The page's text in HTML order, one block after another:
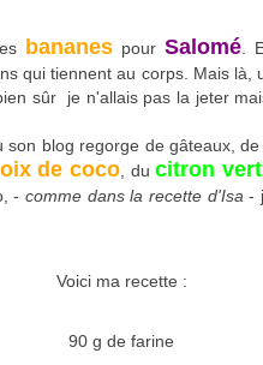
bananes pour Salomé .
qui tiennent au corps. Mais là,
sûr je n'allais pas la jeter
son blog regorge de gâteaux,
de coco , ducitron vert
- comme dans la recette d'Isa -
Voici ma recette :
90 g de farine